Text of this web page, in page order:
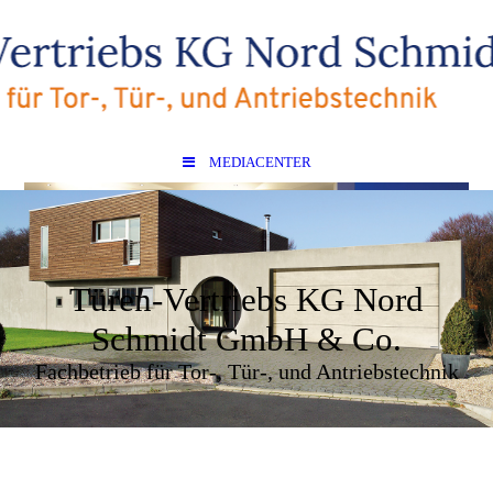
MEDIACENTER
Türen-Vertriebs KG Nord
Schmidt GmbH & Co.
Fachbetrieb für Tor-, Tür-, und Antriebstechnik